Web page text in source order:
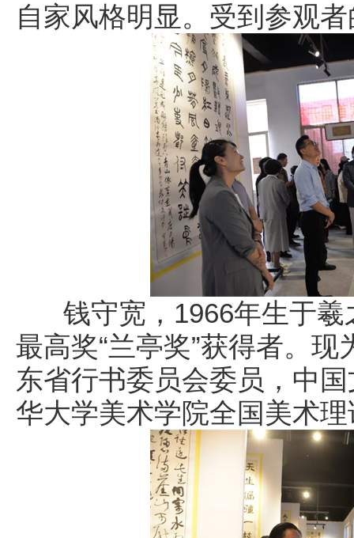
自家风格明显。受到参观
钱守宽，1966年生于羲
最高奖“兰亭奖”获得者。
东省行书委员会委员，中
华大学美术学院全国美术